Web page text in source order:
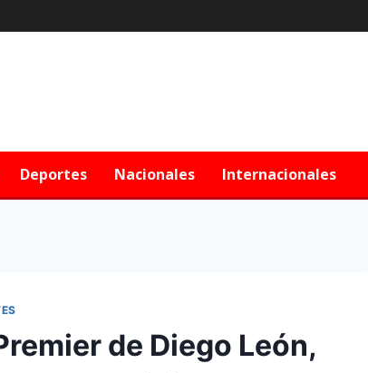
Deportes Nacionales Internacionales
de Diego León,